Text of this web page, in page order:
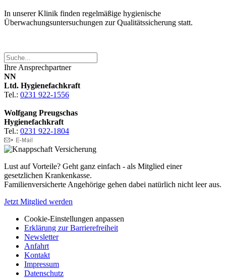
In unserer Klinik finden regelmäßige hygienische
Überwachungsuntersuchungen zur Qualitätssicherung statt.
Ihre Ansprechpartner
NN
Ltd. Hygienefachkraft
Tel.: 0231 922-1556
Wolfgang Preugschas
Hygienefachkraft
Tel.: 0231 922-1804
Lust auf Vorteile? Geht ganz einfach - als Mitglied einer
gesetzlichen Krankenkasse.
Familienversicherte Angehörige gehen dabei natürlich nicht leer aus.
Jetzt Mitglied werden
Cookie-Einstellungen anpassen
Erklärung zur Barrierefreiheit
Newsletter
Anfahrt
Kontakt
Impressum
Datenschutz